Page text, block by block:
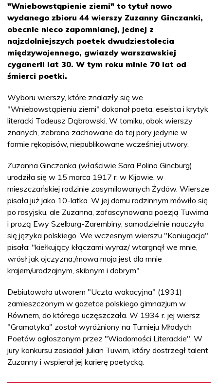
"Wniebowstąpienie ziemi" to tytuł nowo
wydanego zbioru 44 wierszy Zuzanny Ginczanki,
obecnie nieco zapomnianej, jednej z
najzdolniejszych poetek dwudziestolecia
międzywojennego, gwiazdy warszawskiej
cyganerii lat 30. W tym roku minie 70 lat od
śmierci poetki.
Wyboru wierszy, które znalazły się we
"Wniebowstąpieniu ziemi" dokonał poeta, eseista i krytyk
literacki Tadeusz Dąbrowski. W tomiku, obok wierszy
znanych, zebrano zachowane do tej pory jedynie w
formie rękopisów, niepublikowane wcześniej utwory.
Zuzanna Ginczanka (właściwie Sara Polina Gincburg)
urodziła się w 15 marca 1917 r. w Kijowie, w
mieszczańskiej rodzinie zasymilowanych Żydów. Wiersze
pisała już jako 10-latka. W jej domu rodzinnym mówiło się
po rosyjsku, ale Zuzanna, zafascynowana poezją Tuwima
i prozą Ewy Szelburg-Zarembiny, samodzielnie nauczyła
się języka polskiego. We wczesnym wierszu "Koniugacja"
pisała: "kiełkujący kłączami wyraz/ wtargnął we mnie,
wrósł jak ojczyzna;/mowa moja jest dla mnie
krajem/urodzajnym, skibnym i dobrym".
Debiutowała utworem "Uczta wakacyjna" (1931)
zamieszczonym w gazetce polskiego gimnazjum w
Równem, do którego uczęszczała. W 1934 r. jej wiersz
"Gramatyka" został wyróżniony na Turnieju Młodych
Poetów ogłoszonym przez "Wiadomości Literackie". W
jury konkursu zasiadał Julian Tuwim, który dostrzegł talent
Zuzanny i wspierał jej karierę poetycką.